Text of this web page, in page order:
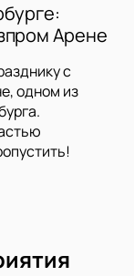
Арене
с
одном из